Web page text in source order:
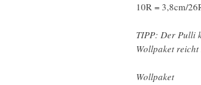
10R = 3,8cm/
TIPP: Der Pulli
Wollpaket
Wollpaket